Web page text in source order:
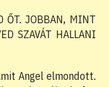
ŐT. JOBBAN, MINT
SZAVÁT HALLANI
Angel elmondott.